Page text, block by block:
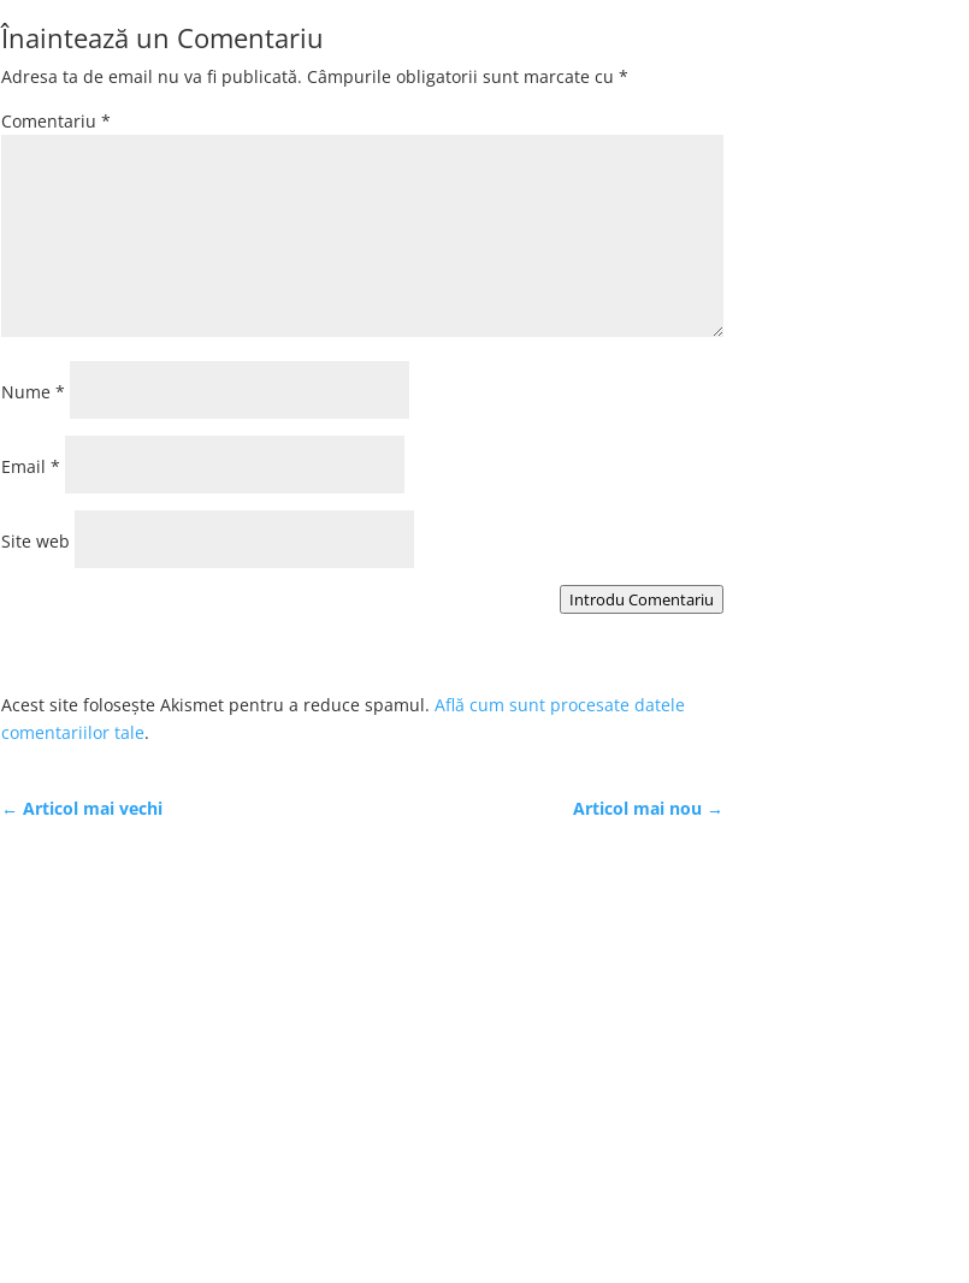
Înaintează un Comentariu
Adresa ta de email nu va fi publicată. Câmpurile obligatorii sunt marcate cu *
Comentariu *
Nume *
Email *
Site web
Introdu Comentariu
Acest site folosește Akismet pentru a reduce spamul. Află cum sunt procesate datele
comentariilor tale.
← Articol mai vechi Articol mai nou →